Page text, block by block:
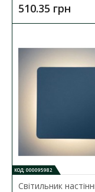
Світильник
615Lm IP20
Настінний
внутрішнього
510.35 грн
КОД: 000095982
Світильник